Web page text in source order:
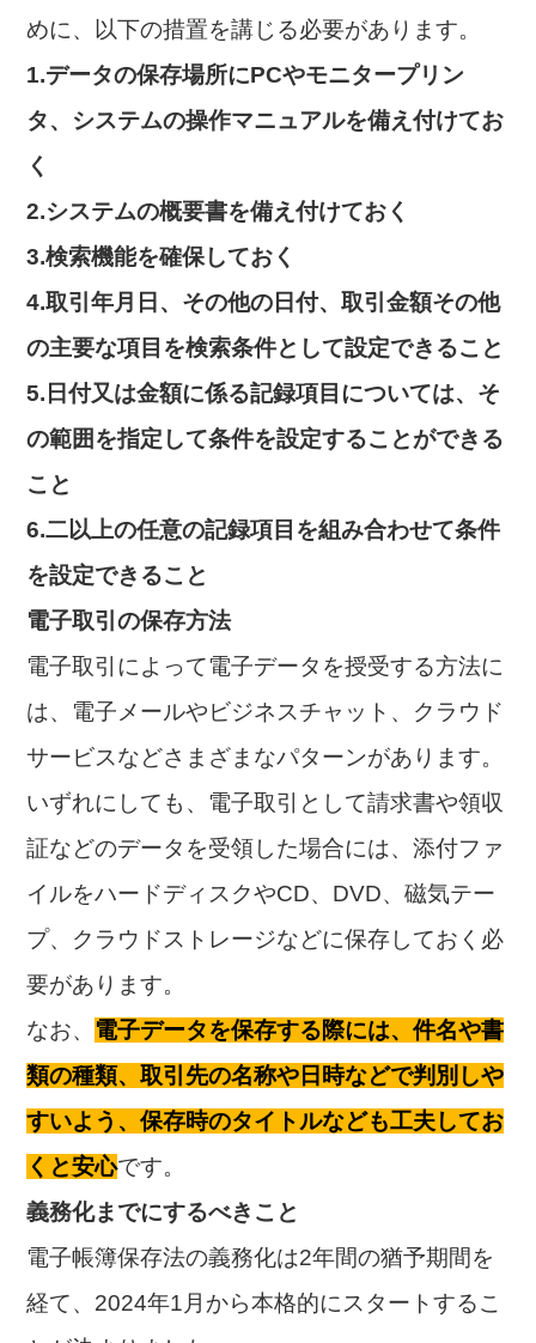
めに、以下の措置を講じる必要があります。
1.データの保存場所にPCやモニタープリン
タ、システムの操作マニュアルを備え付けてお
く
2.システムの概要書を備え付けておく
3.検索機能を確保しておく
4.取引年月日、その他の日付、取引金額その他
の主要な項目を検索条件として設定できること
5.日付又は金額に係る記録項目については、そ
の範囲を指定して条件を設定することができる
こと
6.二以上の任意の記録項目を組み合わせて条件
を設定できること
電子取引の保存方法
電子取引によって電子データを授受する方法に
は、電子メールやビジネスチャット、クラウド
サービスなどさまざまなパターンがあります。
いずれにしても、電子取引として請求書や領収
証などのデータを受領した場合には、添付ファ
イルをハードディスクやCD、DVD、磁気テー
プ、クラウドストレージなどに保存しておく必
要があります。
なお、 電子データを保存する際には、件名や書
類の種類、取引先の名称や日時などで判別しや
すいよう、保存時のタイトルなども工夫してお
くと安心です。
義務化までにするべきこと
電子帳簿保存法の義務化は2年間の猶予期間を
経て、2024年1月から本格的にスタートするこ